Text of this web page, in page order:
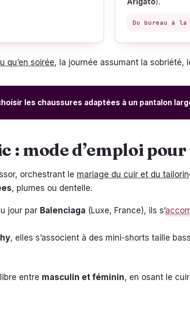
Du bureau à
qu’en soirée, la journée assumant la sobriété,
les chaussures adaptées à un pantalon
: mode d’emploi
orchestrant le mariage du cuir et du
, plumes ou dentelle.
jour par Balenciaga (Luxe, France), ils s’
, elles s’associent à des mini-shorts taille
entre masculin et féminin, en osant le